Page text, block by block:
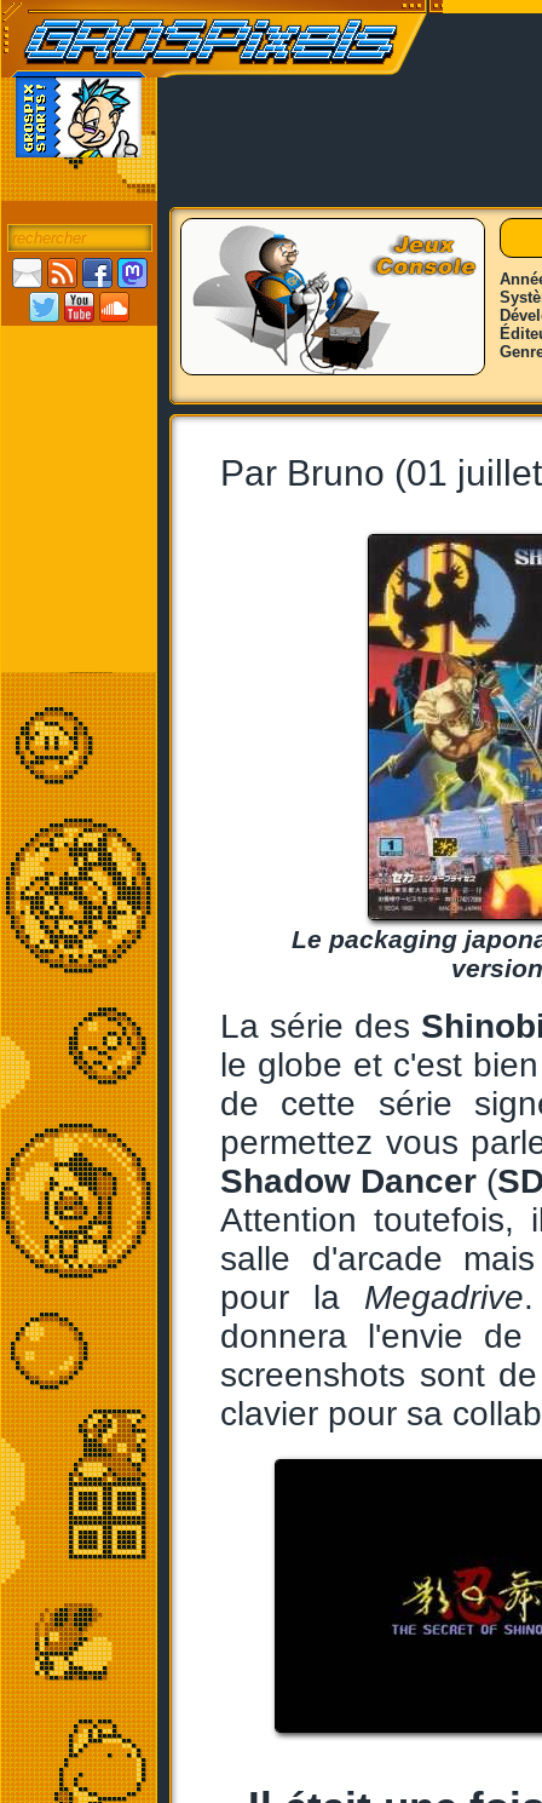
Par Bruno (01
Le packaging
La série des
le globe et c'est
de cette série
permettez vous
Shadow Dancer (
Attention
salle d'arcade
pour la Megadrive
donnera l'envie de
screenshots sont
clavier pour sa